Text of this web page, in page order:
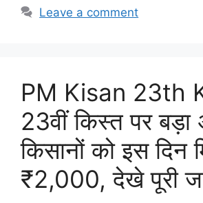
Leave a comment
PM Kisan 23th
23वीं किस्त पर
किसानों को इस दिन
₹2,000, देखे पूरी